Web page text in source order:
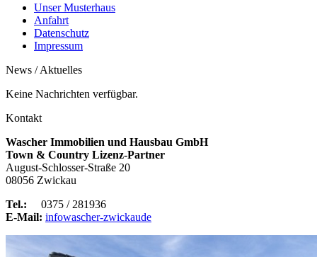
Unser Musterhaus
Anfahrt
Datenschutz
Impressum
News / Aktuelles
Keine Nachrichten verfügbar.
Kontakt
Wascher Immobilien und Hausbau GmbH
Town & Country Lizenz-Partner
August-Schlosser-Straße 20
08056 Zwickau
Tel.: 0375 / 281936
E-Mail: infowascher-zwickaude